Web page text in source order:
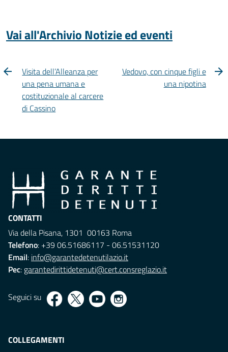
Vai all'Archivio Notizie ed eventi
Visita dell’Alleanza per
una pena umana e
costituzionale al carcere
di Cassino
Vedovo, con cinque figli e
una nipotina
CONTATTI
Via della Pisana, 1301 00163 Roma
Telefono: +39 06.51686117 - 06.51531120
Email: info@garantedetenutilazio.it
Pec: garantedirittidetenuti@cert.consreglazio.it
Seguici su
COLLEGAMENTI